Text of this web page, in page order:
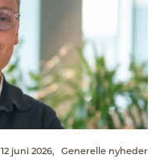
12 juni 2026, Generelle nyheder